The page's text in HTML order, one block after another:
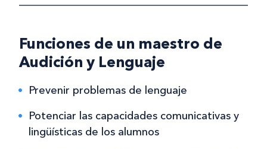
Funciones de un maestro de
Audición y Lenguaje
Prevenir problemas de lenguaje
Potenciar las capacidades comunicativas y
lingüísticas de los alumnos